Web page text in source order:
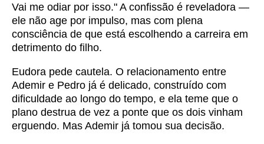
Vai me odiar por isso." A confissão é reveladora —
ele não age por impulso, mas com plena
consciência de que está escolhendo a carreira em
detrimento do filho.
Eudora pede cautela. O relacionamento entre
Ademir e Pedro já é delicado, construído com
dificuldade ao longo do tempo, e ela teme que o
plano destrua de vez a ponte que os dois vinham
erguendo. Mas Ademir já tomou sua decisão.